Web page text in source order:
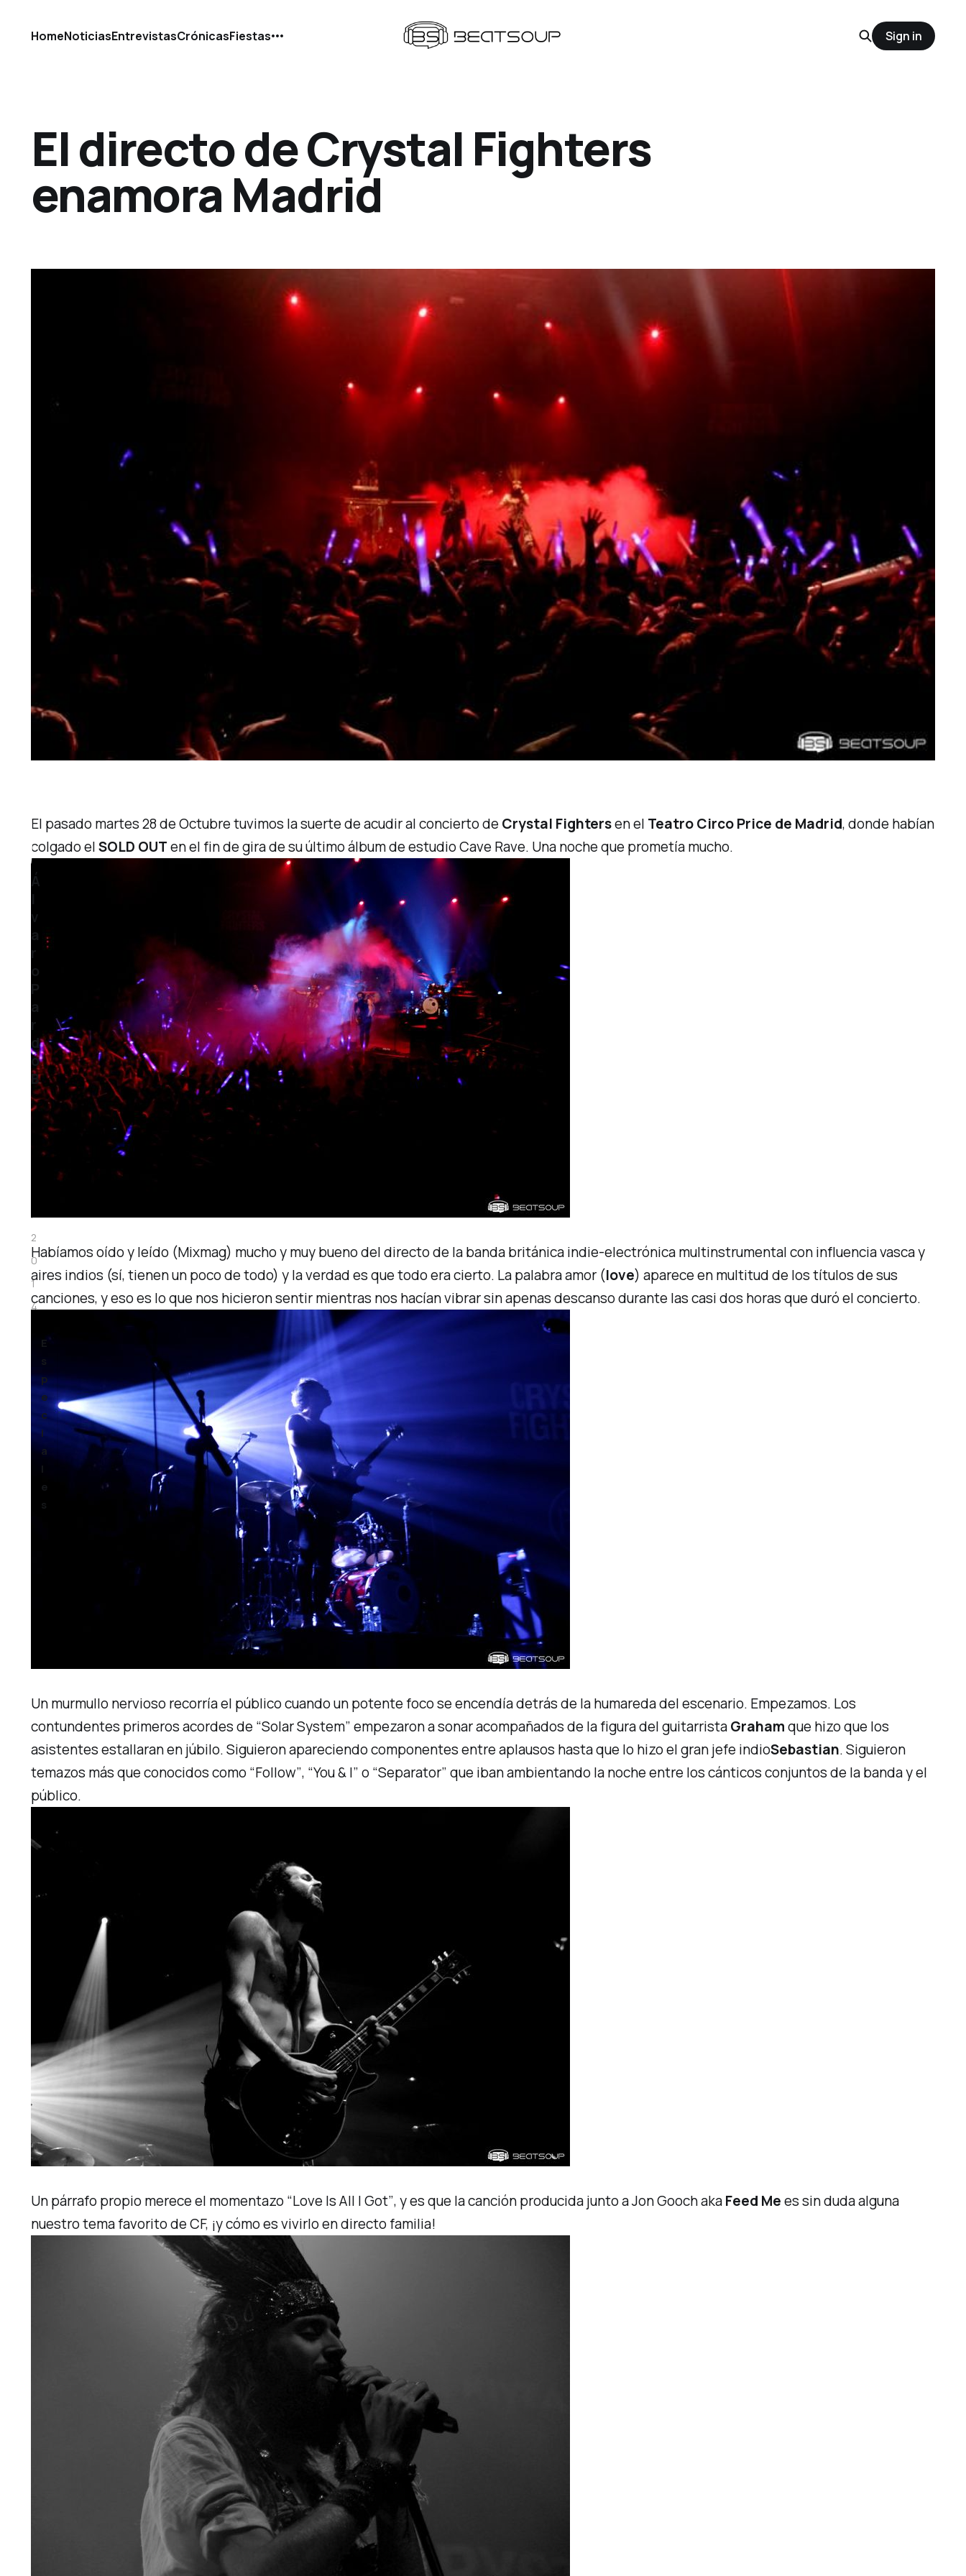
HomeNoticiasEntrevistasCrónicasFiestas Sign in
El directo de Crystal Fighters
enamora Madrid
El pasado martes 28 de Octubre tuvimos la suerte de acudir al concierto de Crystal Fightersen el Teatro Circo Price de Madrid, donde habían
colgado elSOLD OUTen el fin de gira de su último álbum de estudioCave Rave. Una noche que prometía mucho.
Habíamos oído y leído (Mixmag) mucho y muy bueno del directo de labanda británica indie-electrónica multinstrumental con influencia vasca y
aires indios (sí, tienen un poco de todo) y la verdad es que todo era cierto. La palabra amor (love) aparece en multitud de los títulos de sus
canciones, y eso es lo que nos hicieron sentir mientras nos hacían vibrar sin apenas descanso durante las casi dos horas que duró el concierto.
Un murmullo nervioso recorría el público cuando un potente foco se encendía detrás de la humareda del escenario. Empezamos. Los
contundentes primeros acordes de “Solar System”empezaron a sonar acompañados de la figura del guitarristaGrahamque hizo que los
asistentes estallaran en júbilo. Siguieron apareciendo componentes entre aplausos hasta que lo hizo elgran jefe indioSebastian. Siguieron
temazos más que conocidos como“Follow”, “You & I”o“Separator”que iban ambientando la noche entre los cánticos conjuntos de la banda y el
público.
Un párrafo propio merece el momentazo“Love Is All I Got”, y es que la canción producida junto a Jon Gooch akaFeed Mees sin duda alguna
nuestro tema favorito de CF, ¡y cómo es vivirlo en directofamilia!
Á
l
v
a
r
o
P
a
r
d
o
B
1
.
2
0
1
4
E
p
e
c
i
a
e
s